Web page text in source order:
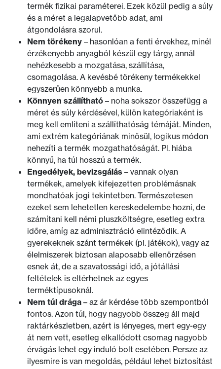
termék fizikai paraméterei. Ezek közül pedig a súly
és a méret a legalapvetőbb adat, ami
átgondolásra szorul.
Nem törékeny – hasonlóan a fenti érvekhez, minél
érzékenyebb anyagból készül egy tárgy, annál
nehézkesebb a mozgatása, szállítása,
csomagolása. A kevésbé törékeny termékekkel
egyszerűen könnyebb a munka.
Könnyen szállítható – noha sokszor összefügg a
méret és súly kérdésével, külön kategóriaként is
meg kell említeni a szállíthatóság témáját. Minden,
ami extrém kategóriának minősül, logikus módon
nehezíti a termék mozgathatóságát. Pl. hiába
könnyű, ha túl hosszú a termék.
Engedélyek, bevizsgálás – vannak olyan
termékek, amelyek kifejezetten problémásnak
mondhatóak jogi tekintetben. Természetesen
ezeket sem lehetetlen kereskedelembe hozni, de
számítani kell némi pluszköltségre, esetleg extra
időre, amíg az adminisztráció elintéződik. A
gyerekeknek szánt termékek (pl. játékok), vagy az
élelmiszerek biztosan alaposabb ellenőrzésen
esnek át, de a szavatossági idő, a jótállási
feltételek is eltérhetnek az egyes
terméktípusoknál.
Nem túl drága – az ár kérdése több szempontból
fontos. Azon túl, hogy nagyobb összeg áll majd
raktárkészletben, azért is lényeges, mert egy-egy
át nem vett, esetleg elkallódott csomag nagyobb
érvágás lehet egy induló bolt esetében. Persze az
ilyesmire is van megoldás, például lehet biztosítást